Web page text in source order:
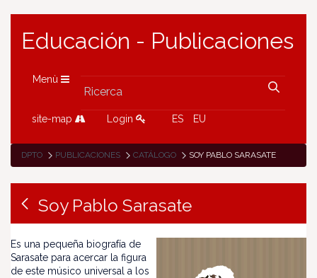
Educación - Publicaciones
Menù
site-map Login ES EU
DPTO PUBLICACIONES CATÁLOGO SOY PABLO SARASATE
Soy Pablo Sarasate
Es una pequeña biografía de
Sarasate para acercar la figura
de este músico universal a los